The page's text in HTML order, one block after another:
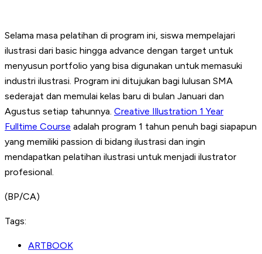
Selama masa pelatihan di program ini, siswa mempelajari
ilustrasi dari basic hingga advance dengan target untuk
menyusun portfolio yang bisa digunakan untuk memasuki
industri ilustrasi. Program ini ditujukan bagi lulusan SMA
sederajat dan memulai kelas baru di bulan Januari dan
Agustus setiap tahunnya. Creative Illustration 1 Year
Fulltime Course adalah program 1 tahun penuh bagi siapapun
yang memiliki passion di bidang ilustrasi dan ingin
mendapatkan pelatihan ilustrasi untuk menjadi ilustrator
profesional.
(BP/CA)
Tags:
ARTBOOK